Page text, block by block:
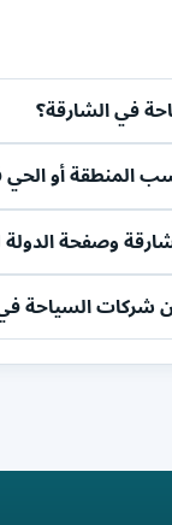
في الشارقة؟
المنطقة أو الحي
وصفحة
السياحة